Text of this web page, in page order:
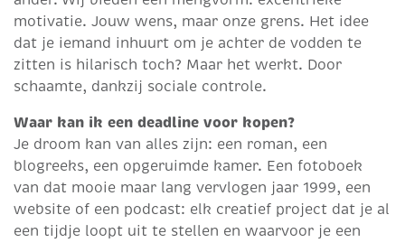
motivatie. Jouw wens, maar onze grens. Het idee
dat je iemand inhuurt om je achter de vodden te
zitten is hilarisch toch? Maar het werkt. Door
schaamte, dankzij sociale controle.
Waar kan ik een deadline voor kopen?
Je droom kan van alles zijn: een roman, een
blogreeks, een opgeruimde kamer. Een fotoboek
van dat mooie maar lang vervlogen jaar 1999, een
website of een podcast: elk creatief project dat je al
een tijdje loopt uit te stellen en waarvoor je een